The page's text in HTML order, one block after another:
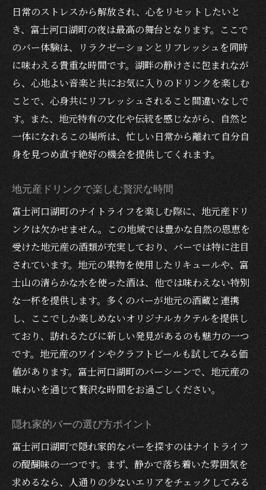
自然と調和したバーの設計
富士河口湖の夜景を望む窓際の席
訪れるごとに変わる夜景の魅力
夜景をバックにした特別なひととき
地元産の美味しいお酒を堪能できる富士河口湖
町のバーの魅力
甲州ワインを楽しむ
地元のクラフトビールを味わう
富士河口湖町産のこだわりドリンク
地元産にこだわるバーの選び方
地元食材を活かしたフードペアリング
地元ならではの新しい味覚の発見
深夜の富士河口湖町でリラクゼーションを楽し
むバー体験
心地よい音楽でリラックス
深夜ならではの静けさ
夜の湖畔の癒し効果
ゆったり過ごす大人の時間
リラクゼーションを追求したバー選び
知識豊富なスタッフが案内する富士河口湖町の
バーでの夜の過ごし方
スタッフのおすすめドリンク
親切なサービスで安心な夜
日常のストレスから解放され、心をリセットしたいと
き、富士河口湖町の夜は最高の舞台となります。ここで
のバー体験は、リラクゼーションとリフレッシュを同時
に味わえる貴重な時間です。湖畔の静けさに包まれなが
ら、心地よい音楽と共にお気に入りのドリンクを楽しむ
ことで、心身共にリフレッシュされること間違いなしで
す。また、地元特有の文化や伝統を感じながら、自然と
一体になれるこの場所は、忙しい日常から離れて自分自
身を見つめ直す絶好の機会を提供してくれます。
地元産ドリンクで楽しむ贅沢な時間
富士河口湖町のナイトライフを楽しむ際に、地元産ドリ
ンクは欠かせません。この地域では豊かな自然の恩恵を
受けた地元産の酒類が充実しており、バーでは特に注目
されています。地元の果物を使用したリキュールや、富
士山の清らかな水を使った酒は、他では味わえない特別
な一杯を提供します。多くのバーが地元の酒蔵と連携
し、ここでしか楽しめないオリジナルカクテルを提供し
ており、訪れるたびに新しい発見があるのも魅力の一つ
です。地元産のワインやクラフトビールも試してみる価
値があります。富士河口湖町のバーシーンで、地元産の
味わいを通じて贅沢な時間をお過ごしください。
隠れ家的バーの選び方ポイント
富士河口湖町で隠れ家的なバーを探すのはナイトライフ
の醍醐味の一つです。まず、静かで落ち着いた雰囲気を
求めるなら、人通りの少ないエリアをチェックしてみる